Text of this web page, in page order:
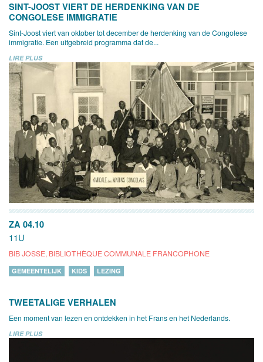
SINT-JOOST VIERT DE HERDENKING VAN DE
CONGOLESE IMMIGRATIE
Sint-Joost viert van oktober tot december de herdenking van de Congolese
immigratie. Een uitgebreid programma dat de...
LIRE PLUS
ZA 04.10
11U
BIB JOSSE, BIBLIOTHÈQUE COMMUNALE FRANCOPHONE
GEMEENTELIJK KIDS LEZING
TWEETALIGE VERHALEN
Een moment van lezen en ontdekken in het Frans en het Nederlands.
LIRE PLUS